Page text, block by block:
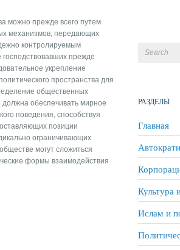
можно прежде всего путем
механизмов, передающих
контролируемым
прежде
укрепление
пространства для
общественных
обеспечивать мирное
поведения, способствуя
позиции
ограничивающих
могут сложиться
формы взаимодействия
РАЗДЕЛЫ
Главная
Культура
Ислам и